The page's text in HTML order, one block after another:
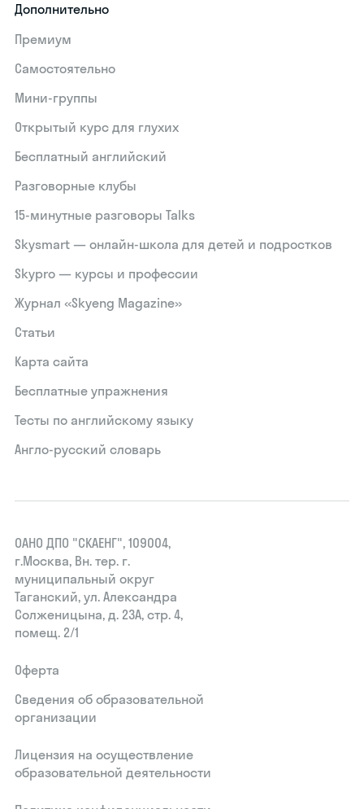
Дополнительно
Премиум
Самостоятельно
Мини-группы
Открытый курс для глухих
Бесплатный английский
Разговорные клубы
15‑минутные разговоры Talks
Skysmart — онлайн-школа для детей и подростков
Skypro — курсы и профессии
Журнал «Skyeng Magazine»
Статьи
Карта сайта
Бесплатные упражнения
Тесты по английскому языку
Англо-русский словарь
ОАНО ДПО "СКАЕНГ", 109004,
г.Москва, Вн. тер. г.
муниципальный округ
Таганский, ул. Александра
Солженицына, д. 23А, стр. 4,
помещ. 2/1
Оферта
Сведения об образовательной
организации
Лицензия на осуществление
образовательной деятельности